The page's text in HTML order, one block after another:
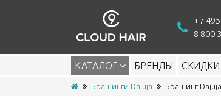
+7
8 800
КАТАЛОГ БРЕНДЫ СКИДКИ
Брашинги Dajuja Брашинг